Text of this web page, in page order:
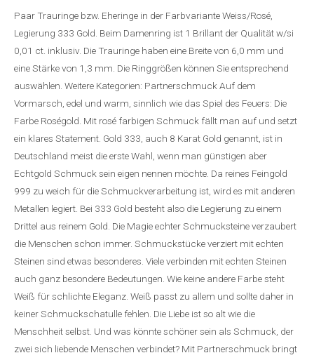
Paar Trauringe bzw. Eheringe in der Farbvariante Weiss/Rosé,
Legierung 333 Gold. Beim Damenring ist 1 Brillant der Qualität w/si
0,01 ct. inklusiv. Die Trauringe haben eine Breite von 6,0 mm und
eine Stärke von 1,3 mm. Die Ringgrößen können Sie entsprechend
auswählen. Weitere Kategorien: Partnerschmuck Auf dem
Vormarsch, edel und warm, sinnlich wie das Spiel des Feuers: Die
Farbe Roségold. Mit rosé farbigen Schmuck fällt man auf und setzt
ein klares Statement. Gold 333, auch 8 Karat Gold genannt, ist in
Deutschland meist die erste Wahl, wenn man günstigen aber
Echtgold Schmuck sein eigen nennen möchte. Da reines Feingold
999 zu weich für die Schmuckverarbeitung ist, wird es mit anderen
Metallen legiert. Bei 333 Gold besteht also die Legierung zu einem
Drittel aus reinem Gold. Die Magie echter Schmucksteine verzaubert
die Menschen schon immer. Schmuckstücke verziert mit echten
Steinen sind etwas besonderes. Viele verbinden mit echten Steinen
auch ganz besondere Bedeutungen. Wie keine andere Farbe steht
Weiß für schlichte Eleganz. Weiß passt zu allem und sollte daher in
keiner Schmuckschatulle fehlen. Die Liebe ist so alt wie die
Menschheit selbst. Und was könnte schöner sein als Schmuck, der
zwei sich liebende Menschen verbindet? Mit Partnerschmuck bringt